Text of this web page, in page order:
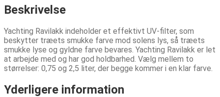
Beskrivelse
Yachting Ravilakk indeholder et effektivt UV-filter, som
beskytter træets smukke farve mod solens lys, så træets
smukke lyse og gyldne farve bevares. Yachting Ravilakk er let
at arbejde med og har god holdbarhed. Vælg mellem to
størrelser: 0,75 og 2,5 liter, der begge kommer i en klar farve.
Yderligere information